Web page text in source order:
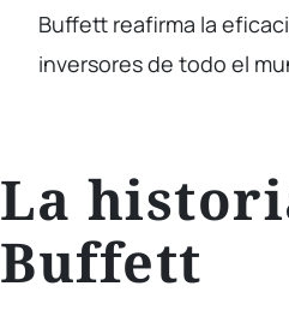
Buffett reafirma la
inversores de todo el
La
Buffett